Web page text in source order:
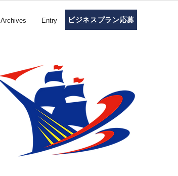
Archives Entry ビジネスプラン応募